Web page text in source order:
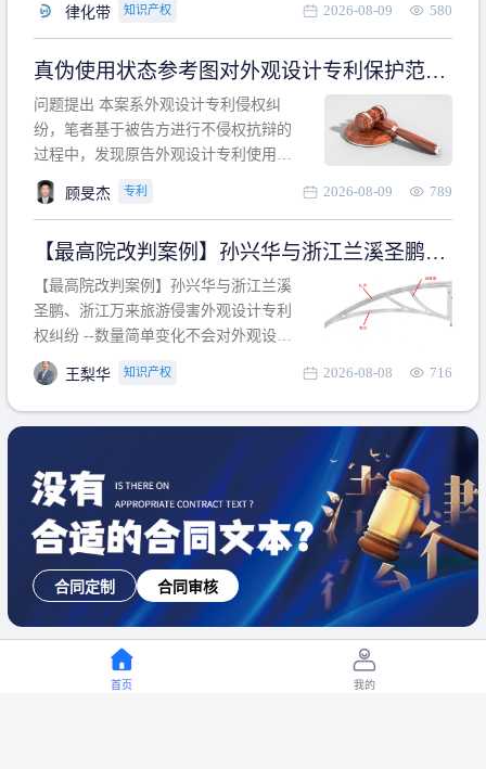
利角度因素：被诉侵权游戏销售数量、
人数、活跃人数、市场占用率；（3）被
告主观因素：被告的主观恶意、是否明
知或应知、是否有
律化带 知识产权 2026-08-09 580
真伪使用状态参考图对外观设计专利保护范围
的影响
问题提出 本案系外观设计专利侵权纠
纷，笔者基于被告方进行不侵权抗辩的
过程中，发现原告外观设计专利使用状
态参考图中的外观设计与被告涉案商品
的视觉效果存在显著区别。故就使用状
保护范围确定进行了研究，将办案体会
与研究过程记录如下： 简要结论： 笔者
提出使用状态参考图应以
顾旻杰 专利 2026-08-09 789
【最高院改判案例】孙兴华与浙江兰溪圣鹏、
浙江万来旅游侵害外观设计专利权纠纷
【最高院改判案例】孙兴华与浙江兰溪
圣鹏、浙江万来旅游侵害外观设计专利
权纠纷 --数量简单变化不会对外观设计
产生视觉影响，及现有设计抗辩与专利
无效再审改判可以执行回转 【承办律
师】 王梨华 浙江杭知桥律师事务所 【案
民再2
王梨华 知识产权 2026-08-08 716
合同定制 合同审核
首页 我的